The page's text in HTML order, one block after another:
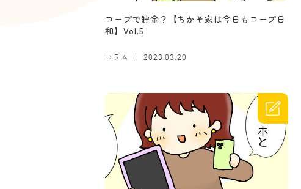
コープで貯金？【ちかそ家は今日もコープ日
和】Vol.5
コラム 2023.03.20